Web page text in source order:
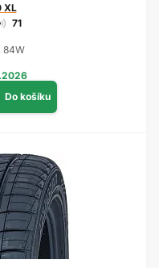
XL
71
84W